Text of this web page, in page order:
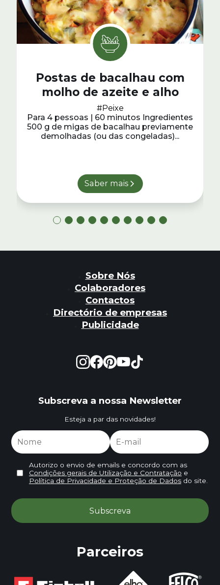
Postas de bacalhau com
molho de azeite e alho
#Peixe
Para 4 pessoas | 60 minutos Ingredientes
500 g de migas de bacalhau previamente
demolhadas (ou das congeladas)...
Saber mais
Sobre Nós
Colaboradores
Contactos
Directório de empresas
Publicidade
Subscreva a nossa Newsletter
Esteja a par das novidades!
Autorizo o envio de emails e concordo com as
Condições gerais de Utilização e Contratação e
Política de Privacidade e Proteção de Dadosdo site.
Parceiros